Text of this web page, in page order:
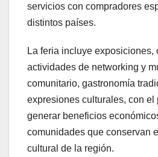
servicios con compradores
distintos países.
La feria incluye exposiciones,
actividades de networking y
comunitario, gastronomía
expresiones culturales, con el
generar beneficios
comunidades que conservan
cultural de la región.